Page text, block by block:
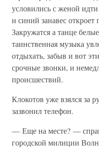
условились с женой
и синий занавес
Закружатся а танце
таинственная музыка
отдыхать, забыв и вот
срочные звонки, и
происшествий.
Клокотов уже взялся за
зазвонил телефон.
— Еще на месте? —
городской милиции